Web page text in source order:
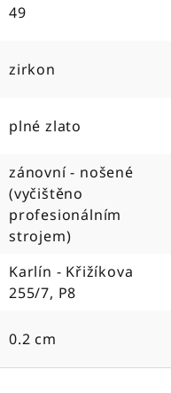
49
zirkon
plné zlato
zánovní - nošené
(vyčištěno
profesionálním
strojem)
Karlín - Křižíkova
255/7, P8
0.2 cm